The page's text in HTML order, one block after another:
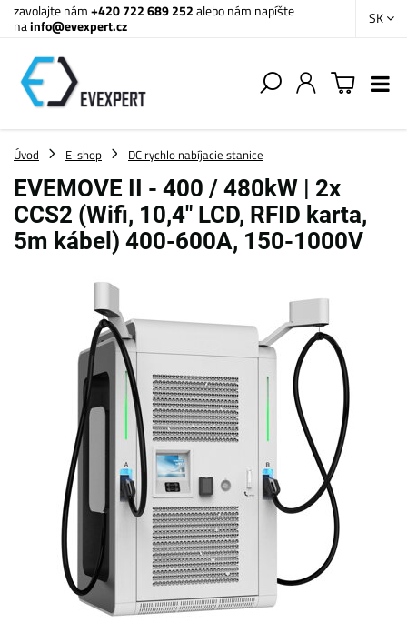
zavolajte nám+420 722 689 252alebo nám napíšte
nainfo@evexpert.cz SK
Úvod E-shop DC rychlo nabíjacie stanice
EVEMOVE II - 400 / 480kW | 2x
CCS2 (Wifi, 10,4" LCD, RFID karta,
5m kábel) 400-600A, 150-1000V